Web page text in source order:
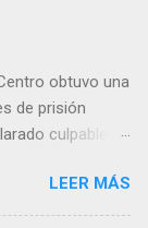
de violencia.
que el hombre
obtuvo una
de prisión
culpable
De
el acusado,
LEER MÁS